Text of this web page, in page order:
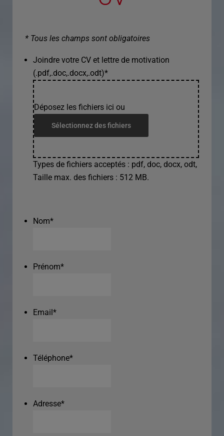
* Tous les champs sont obligatoires
Joindre votre CV et lettre de motivation
(.pdf,.doc,.docx,.odt)*
Déposez les fichiers ici ou
Sélectionnez des fichiers
Types de fichiers acceptés : pdf, doc, docx, odt,
Taille max. des fichiers : 512 MB.
Nom*
Prénom*
Email*
Téléphone*
Adresse*